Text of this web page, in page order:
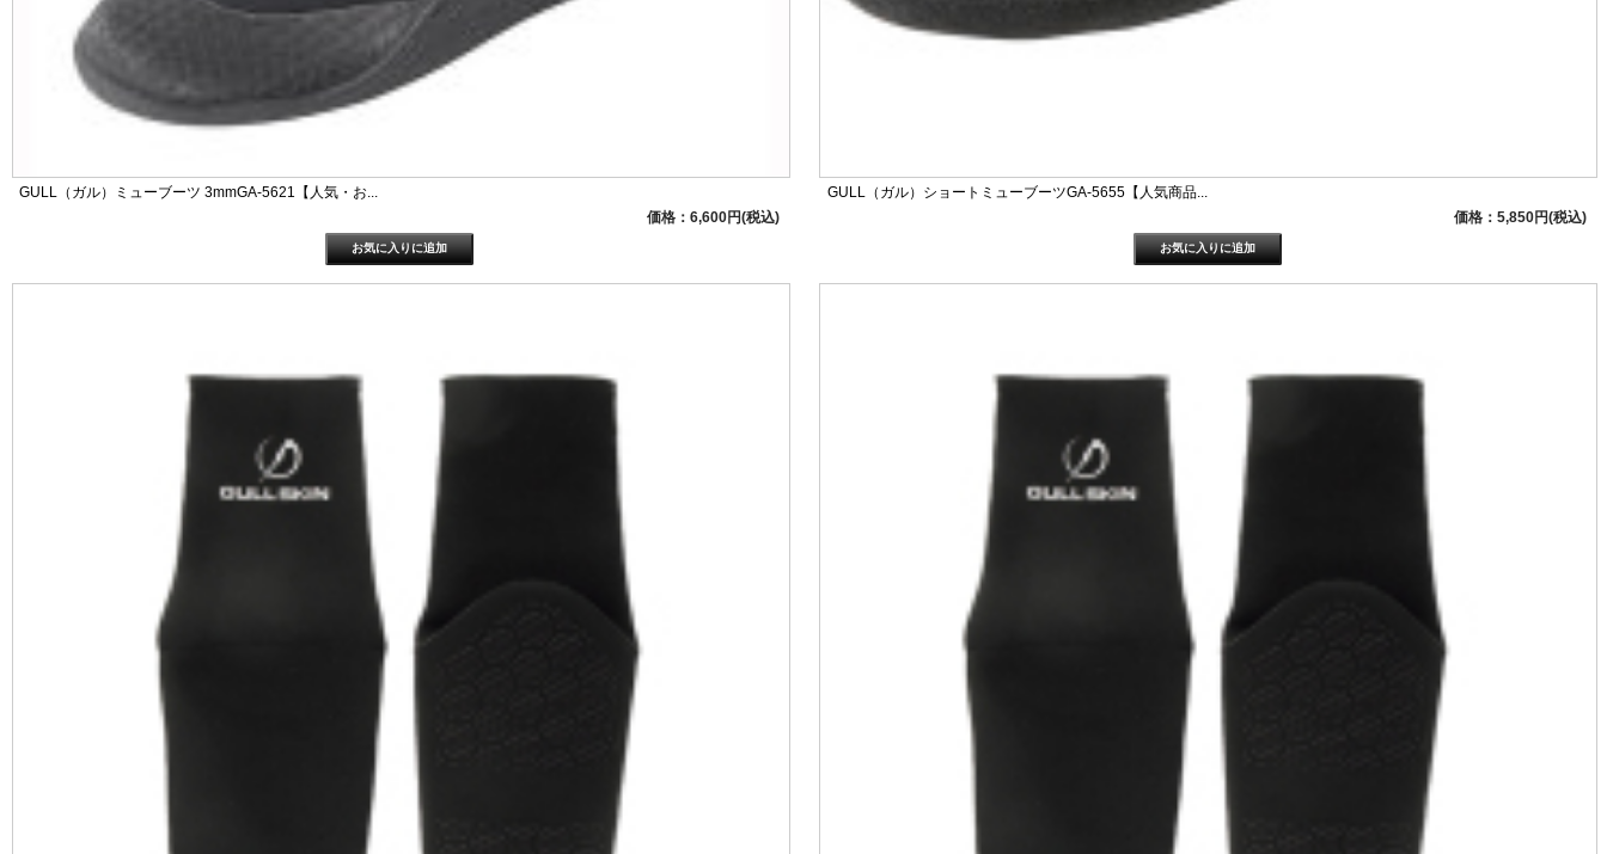
GULL（ガル）ミューブーツ 3mmGA-5621【人気・お...
価格：6,600円(税込)
GULL（ガル）ショートミューブーツGA-5655【人気商品...
価格：5,850円(税込)